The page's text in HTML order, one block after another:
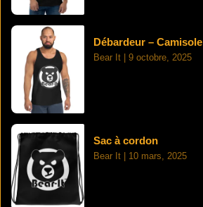
Débardeur – Camisole
Bear It 9 octobre, 2025
Sac à cordon
Bear It 10 mars, 2025